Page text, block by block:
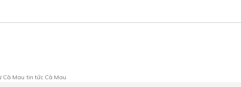
Cà Mau tin tức Cà Mau